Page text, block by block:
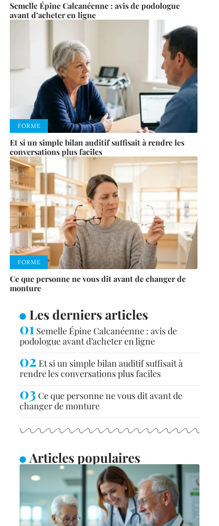
Semelle Épine Calcanéenne : avis de podologue
avant d’acheter en ligne
FORME
Et si un simple bilan auditif suffisait à rendre les
conversations plus faciles
FORME
Ce que personne ne vous dit avant de changer de
monture
Les derniers articles
Semelle Épine Calcanéenne : avis de
podologue avant d’acheter en ligne
Et si un simple bilan auditif suffisait à
rendre les conversations plus faciles
Ce que personne ne vous dit avant de
changer de monture
Articles populaires